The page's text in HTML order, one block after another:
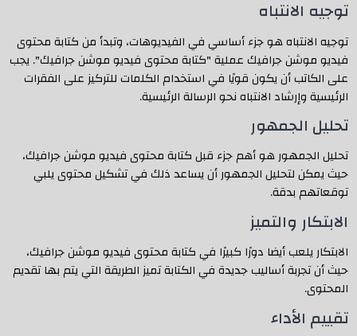
توجيه الانتباه
توجيه الانتباه هو جزء أساسي في الفيديوهات، وتبدأ من كتابة محتوى
فيديو موشن جرافيك عملية "كتابة محتوى فيديو موشن جرافيك". يجب
على الكاتب أن يكون قويًا في استخدام الكلمات للتركيز على الفقرات
الرئيسية وإرشاد الانتباه نحو الرسالة الرئيسية.
تحليل الجمهور
تحليل الجمهور هو أهم جزء قبل كتابة محتوى فيديو موشن جرافيك،
حيث يمكن لتحليل الجمهور أن يساعد ذلك في تشكيل محتوى يلبي
توقعاتهم بدقة.
الابتكار والتميز
الابتكار يلعب أيضا دورًا كبيرًا في كتابة محتوى فيديو موشن جرافيك،
حيث أن تجربة أساليب جديدة في الكتابة تميز الطريقة التي يتم بها تقديم
المحتوى.
تقييم الأداء